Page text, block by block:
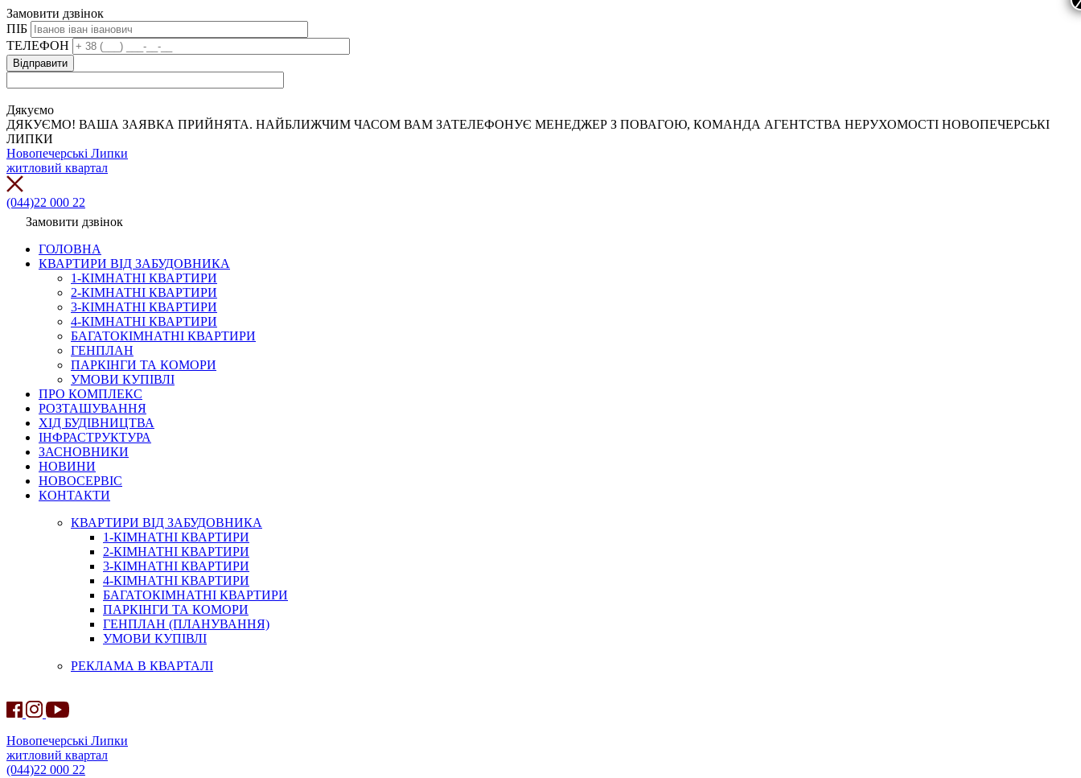
Замовити дзвінок
ПІБ
ТЕЛЕФОН
Дякуємо
ДЯКУЄМО! ВАША ЗАЯВКА ПРИЙНЯТА. НАЙБЛИЖЧИМ ЧАСОМ ВАМ ЗАТЕЛЕФОНУЄ МЕНЕДЖЕР З ПОВАГОЮ, КОМАНДА АГЕНТСТВА НЕРУХОМОСТІ НОВОПЕЧЕРСЬКІ
ЛИПКИ
Новопечерські Липки
житловий квартал
(044)22 000 22
Замовити дзвінок
ГОЛОВНА
КВАРТИРИ ВІД ЗАБУДОВНИКА
1-КІМНАТНІ КВАРТИРИ
2-КІМНАТНІ КВАРТИРИ
3-КІМНАТНІ КВАРТИРИ
4-КІМНАТНІ КВАРТИРИ
БАГАТОКІМНАТНІ КВАРТИРИ
ГЕНПЛАН
ПАРКІНГИ ТА КОМОРИ
УМОВИ КУПІВЛІ
ПРО КОМПЛЕКС
РОЗТАШУВАННЯ
ХІД БУДІВНИЦТВА
ІНФРАСТРУКТУРА
ЗАСНОВНИКИ
НОВИНИ
НОВОСЕРВІС
КОНТАКТИ
КВАРТИРИ ВІД ЗАБУДОВНИКА
1-КІМНАТНІ КВАРТИРИ
2-КІМНАТНІ КВАРТИРИ
3-КІМНАТНІ КВАРТИРИ
4-КІМНАТНІ КВАРТИРИ
БАГАТОКІМНАТНІ КВАРТИРИ
ПАРКІНГИ ТА КОМОРИ
ГЕНПЛАН (ПЛАНУВАННЯ)
УМОВИ КУПІВЛІ
РЕКЛАМА В КВАРТАЛІ
Новопечерські Липки
житловий квартал
(044)22 000 22